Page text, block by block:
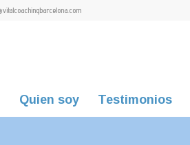
Quien soy Testimonios